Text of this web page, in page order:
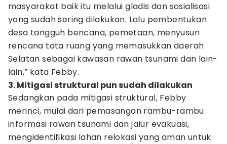
masyarakat baik itu melalui gladis dan sosialisasi
yang sudah sering dilakukan. Lalu pembentukan
desa tangguh bencana, pemetaan, menyusun
rencana tata ruang yang memasukkan daerah
Selatan sebagai kawasan rawan tsunami dan lain-
lain,” kata Febby.
3. Mitigasi struktural pun sudah dilakukan
Sedangkan pada mitigasi struktural, Febby
merinci, mulai dari pemasangan rambu-rambu
informasi rawan tsunami dan jalur evakuasi,
mengidentifikasi lahan relokasi yang aman untuk